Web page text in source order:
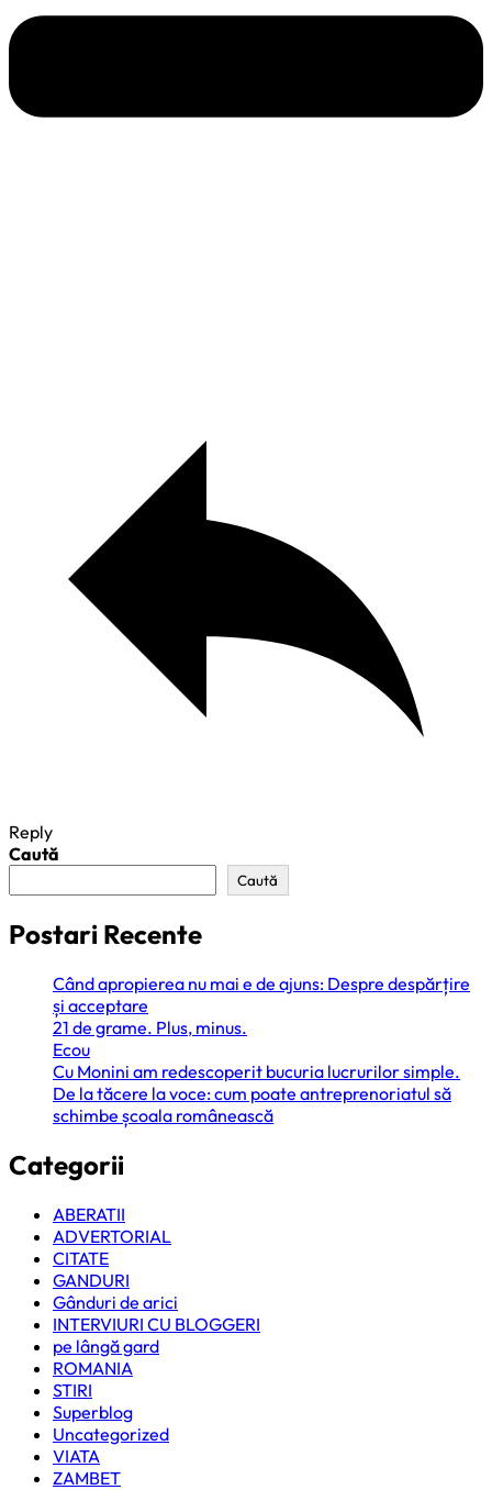
Reply
Caută
Caută
Postari Recente
Când apropierea nu mai e de ajuns: Despre despărțire
și acceptare
21 de grame. Plus, minus.
Ecou
Cu Monini am redescoperit bucuria lucrurilor simple.
De la tăcere la voce: cum poate antreprenoriatul să
schimbe școala românească
Categorii
ABERATII
ADVERTORIAL
CITATE
GANDURI
Gânduri de arici
INTERVIURI CU BLOGGERI
pe lângă gard
ROMANIA
STIRI
Superblog
Uncategorized
VIATA
ZAMBET